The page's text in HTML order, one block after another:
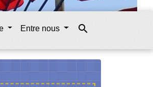
Entre nous search